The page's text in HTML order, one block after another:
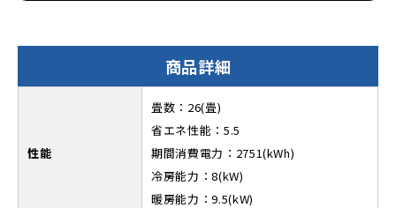
商品詳細
性能
畳数：26(畳)
省エネ性能：5.5
期間消費電力：2751(kWh)
冷房能力：8(kW)
暖房能力：9.5(kW)